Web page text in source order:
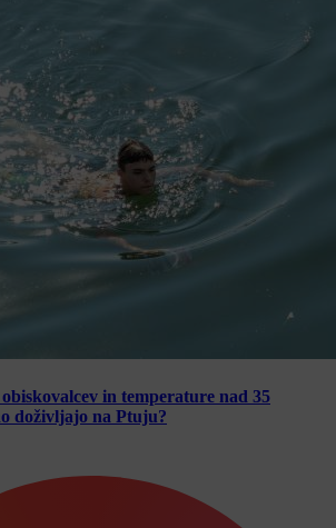
in temperature nad 35
doživljajo na Ptuju?